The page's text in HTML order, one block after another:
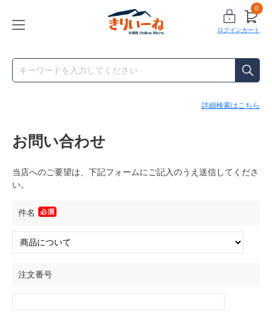
ログイン
0
カート
詳細検索はこちら
お問い合わせ
当店へのご要望は、下記フォームにご記入のうえ送信してくださ
い。
件名
注文番号